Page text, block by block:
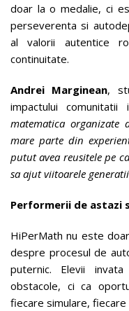
doar la o medalie, ci
perseverenta si
al valorii autentice
continuitate.
Andrei Marginean,
impactului
matematica
mare parte din
putut avea reusitele pe
sa ajut viitoarele
Performerii de astazi
HiPerMath nu este
despre procesul de
puternic. Elevii
obstacole, ci ca
fiecare simulare,